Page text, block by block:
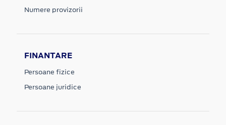
Numere provizorii
FINANTARE
Persoane fizice
Persoane juridice